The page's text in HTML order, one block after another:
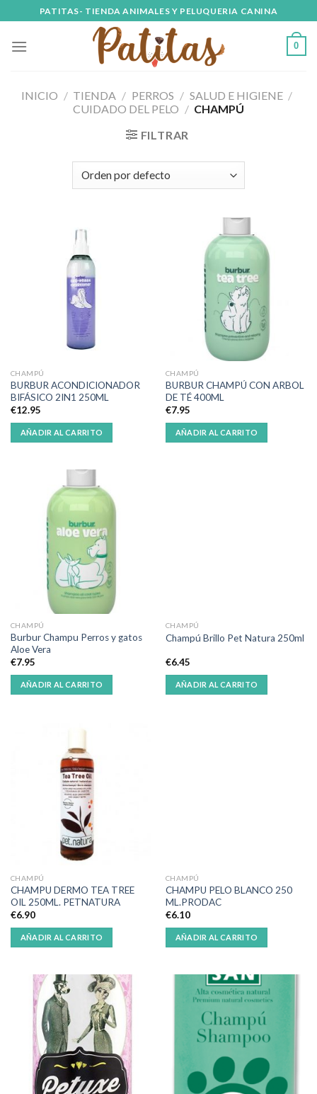
to
content
PATITAS- TIENDA ANIMALES Y PELUQUERIA CANINA
0
INICIO / TIENDA / PERROS / SALUD E HIGIENE /
CUIDADO DEL PELO / CHAMPÚ
FILTRAR
CHAMPÚ
BURBUR ACONDICIONADOR
BIFÁSICO 2IN1 250ML
€12.95
AÑADIR AL CARRITO
CHAMPÚ
BURBUR CHAMPÚ CON ARBOL
DE TÉ 400ML
€7.95
AÑADIR AL CARRITO
CHAMPÚ
Burbur Champu Perros y gatos
Aloe Vera
€7.95
AÑADIR AL CARRITO
CHAMPÚ
Champú Brillo Pet Natura 250ml
€6.45
AÑADIR AL CARRITO
CHAMPÚ
CHAMPU DERMO TEA TREE
OIL 250ML. PETNATURA
€6.90
AÑADIR AL CARRITO
CHAMPÚ
CHAMPU PELO BLANCO 250
ML.PRODAC
€6.10
AÑADIR AL CARRITO